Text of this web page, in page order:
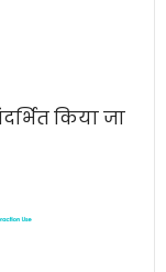
किया जा